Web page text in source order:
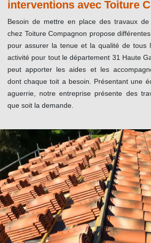
interventions avec Toiture
Besoin de mettre en place des travaux
chez Toiture Compagnon propose
pour assurer la tenue et la qualité de tous
activité pour tout le département 31 Haute
peut apporter les aides et les
dont chaque toit a besoin. Présentant une
aguerrie, notre entreprise présente des
que soit la demande.